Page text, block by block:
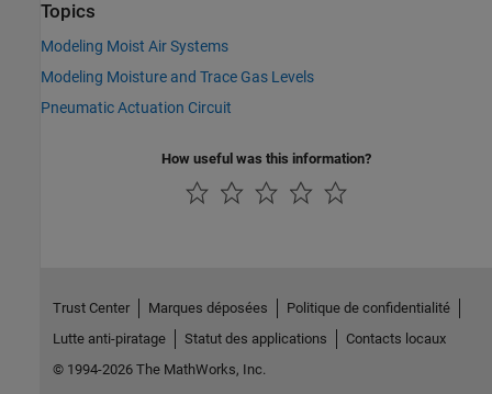
Topics
Modeling Moist Air Systems
Modeling Moisture and Trace Gas Levels
Pneumatic Actuation Circuit
How useful was this information?
Trust Center Marques déposées
Politique de confidentialité
Lutte anti-piratage
Statut des applications
Contacts locaux
© 1994-2026 The MathWorks, Inc.